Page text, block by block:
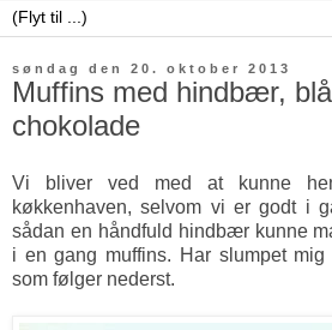
søndag den 20. oktober 2013
Muffins med hindbær,
chokolade
Vi bliver ved med at kunne
køkkenhaven, selvom vi er godt i
sådan en håndfuld hindbær kunne
i en gang muffins. Har slumpet
som følger nederst.